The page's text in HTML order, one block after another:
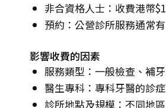
非合資格人士：收費港幣
預約：公營診所服務通常
影響收費的因素
服務類型：一般檢查、補
醫生專科：專科牙醫的診
診所地點及規模：不同地